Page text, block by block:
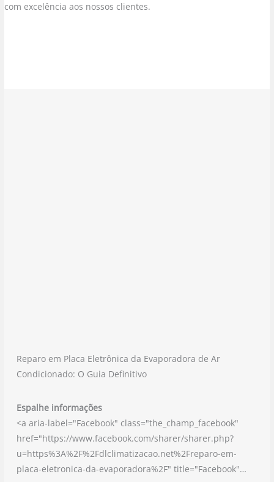
com excelência aos nossos clientes.
Reparo em Placa Eletrônica da Evaporadora de Ar
Condicionado: O Guia Definitivo
Espalhe informações
<a aria-label="Facebook" class="the_champ_facebook"
href="https://www.facebook.com/sharer/sharer.php?
u=https%3A%2F%2Fdlclimatizacao.net%2Freparo-em-
placa-eletronica-da-evaporadora%2F" title="Facebook"…